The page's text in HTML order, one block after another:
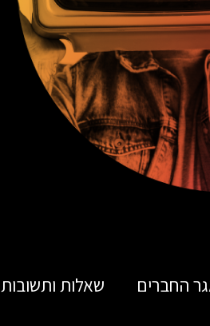
החברים שאלות ותשובות